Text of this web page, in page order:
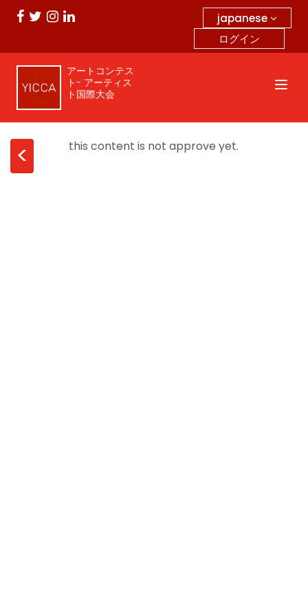
japanese
ログイン
アートコンテス
ト- アーティス
ト国際大会
< this content is not approve yet.